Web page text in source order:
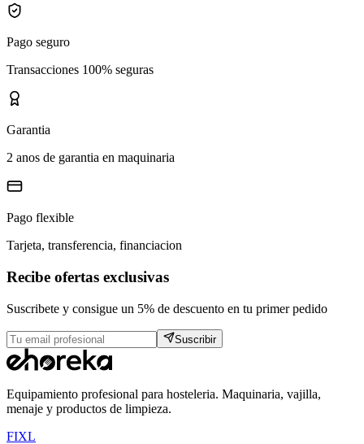
Pago seguro
Transacciones 100% seguras
Garantia
2 anos de garantia en maquinaria
Pago flexible
Tarjeta, transferencia, financiacion
Recibe ofertas exclusivas
Suscribete y consigue un 5% de descuento en tu primer pedido
Suscribir
Equipamiento profesional para hosteleria. Maquinaria, vajilla,
menaje y productos de limpieza.
FIXL